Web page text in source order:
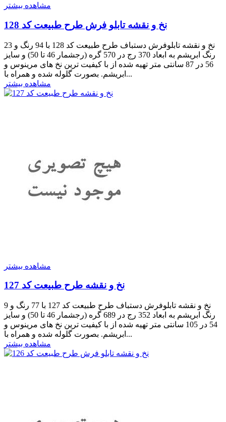
مشاهده بیشتر
نخ و نقشه تابلو فرش طرح طبیعت کد 128
نخ و نقشه تابلوفرش دستباف طرح طبیعت کد 128 با 94 رنگ و 23
رنگ ابریشم به ابعاد 370 رج در 570 گره (رجشمار 46 تا 50) و سایز
56 در 87 سانتی متر تهیه شده از با کیفیت ترین نخ های مرینوس و
ابریشم. بصورت گلوله شده و همراه با...
مشاهده بیشتر
مشاهده بیشتر
نخ و نقشه طرح طبیعت کد 127
نخ و نقشه تابلوفرش دستباف طرح طبیعت کد 127 با 77 رنگ و 9
رنگ ابریشم به ابعاد 352 رج در 689 گره (رجشمار 46 تا 50) و سایز
54 در 105 سانتی متر تهیه شده از با کیفیت ترین نخ های مرینوس و
ابریشم. بصورت گلوله شده و همراه با...
مشاهده بیشتر